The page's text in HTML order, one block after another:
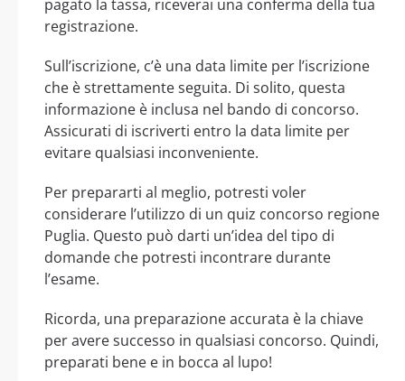
pagato la tassa, riceverai una conferma della tua
registrazione.
Sull’iscrizione, c’è una data limite per l’iscrizione
che è strettamente seguita. Di solito, questa
informazione è inclusa nel bando di concorso.
Assicurati di iscriverti entro la data limite per
evitare qualsiasi inconveniente.
Per prepararti al meglio, potresti voler
considerare l’utilizzo di un quiz concorso regione
Puglia. Questo può darti un’idea del tipo di
domande che potresti incontrare durante
l’esame.
Ricorda, una preparazione accurata è la chiave
per avere successo in qualsiasi concorso. Quindi,
preparati bene e in bocca al lupo!